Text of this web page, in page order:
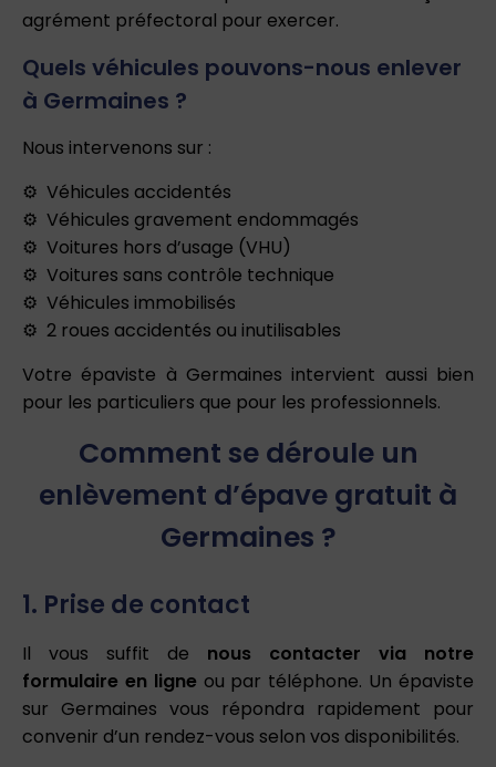
agrément préfectoral pour exercer.
Quels véhicules pouvons-nous enlever
à Germaines ?
Nous intervenons sur :
Véhicules accidentés
Véhicules gravement endommagés
Voitures hors d’usage (VHU)
Voitures sans contrôle technique
Véhicules immobilisés
2 roues accidentés ou inutilisables
Votre épaviste à Germaines intervient aussi bien
pour les particuliers que pour les professionnels.
Comment se déroule un
enlèvement d’épave gratuit à
Germaines ?
1. Prise de contact
Il vous suffit de nous contacter via notre
formulaire en ligne ou par téléphone. Un épaviste
sur Germaines vous répondra rapidement pour
convenir d’un rendez-vous selon vos disponibilités.